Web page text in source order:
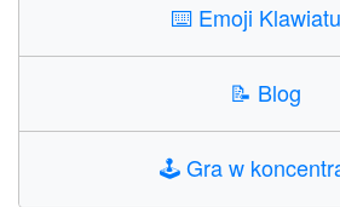
⌨️ Emoji
📝 Blog
🕹️Gra w